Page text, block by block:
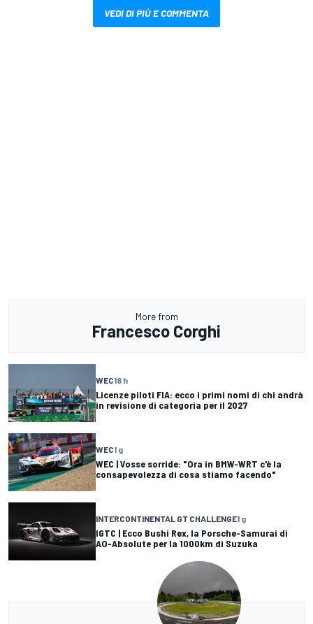
VEDI DI PIÙ E COMMENTA
More from
Francesco Corghi
WEC18 h
Licenze piloti FIA: ecco i primi nomi di chi andrà
in revisione di categoria per il 2027
WEC1 g
WEC | Vosse sorride: "Ora in BMW-WRT c'è la
consapevolezza di cosa stiamo facendo"
INTERCONTINENTAL GT CHALLENGE1 g
IGTC | Ecco Bushi Rex, la Porsche-Samurai di
AO-Absolute per la 1000km di Suzuka